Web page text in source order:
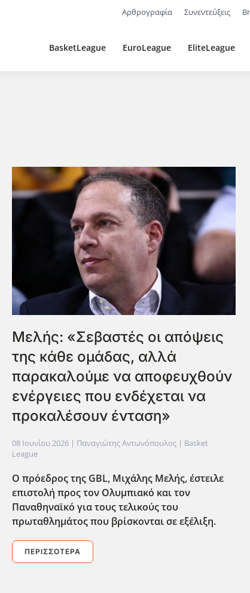
Αρθρογραφία Συνεντεύξεις
BasketLeague EuroLeague EliteLeague
Μελής: «Σεβαστές οι απόψεις
της κάθε ομάδας, αλλά
παρακαλούμε να αποφευχθούν
ενέργειες που ενδέχεται να
προκαλέσουν ένταση»
08 Ιουνίου 2026 | Παναγιώτης Αντωνόπουλος | Basket
League
Ο πρόεδρος της GBL, Μιχάλης Μελής, έστειλε
επιστολή προς τον Ολυμπιακό και τον
Παναθηναϊκό για τους τελικούς του
πρωταθλημάτος που βρίσκονται σε εξέλιξη.
ΠΕΡΙΣΣΌΤΕΡΑ